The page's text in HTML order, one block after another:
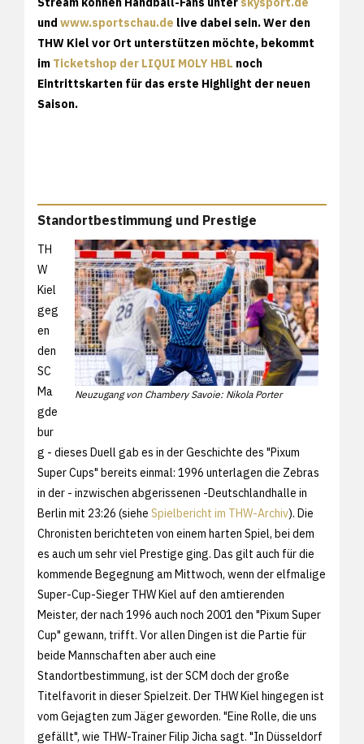
und www.sportschau.de live dabei sein. Wer den
THW Kiel vor Ort unterstützen möchte, bekommt
im Ticketshop der LIQUI MOLY HBL noch
Eintrittskarten für das erste Highlight der neuen
Saison.
Standortbestimmung und Prestige
Neuzugang von Chambery Savoie: Nikola Porter
TH
W
Kiel
geg
en
den
SC
Ma
gde
bur
g - dieses Duell gab es in der Geschichte des "Pixum
Super Cups" bereits einmal: 1996 unterlagen die Zebras
in der - inzwischen abgerissenen -Deutschlandhalle in
Berlin mit 23:26 (siehe Spielbericht im THW-Archiv). Die
Chronisten berichteten von einem harten Spiel, bei dem
es auch um sehr viel Prestige ging. Das gilt auch für die
kommende Begegnung am Mittwoch, wenn der elfmalige
Super-Cup-Sieger THW Kiel auf den amtierenden
Meister, der nach 1996 auch noch 2001 den "Pixum Super
Cup" gewann, trifft. Vor allen Dingen ist die Partie für
beide Mannschaften aber auch eine
Standortbestimmung, ist der SCM doch der große
Titelfavorit in dieser Spielzeit. Der THW Kiel hingegen ist
vom Gejagten zum Jäger geworden. "Eine Rolle, die uns
gefällt", wie THW-Trainer Filip Jicha sagt. "In Düsseldorf